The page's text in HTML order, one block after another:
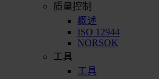
质量控制
概述
ISO 12944
NORSOK
工具
工具